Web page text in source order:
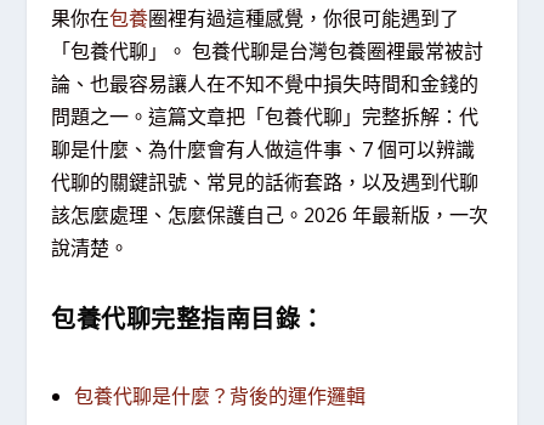
果你在包養圈裡有過這種感覺，你很可能遇到了
「包養代聊」。 包養代聊是台灣包養圈裡最常被討
論、也最容易讓人在不知不覺中損失時間和金錢的
問題之一。這篇文章把「包養代聊」完整拆解：代
聊是什麼、為什麼會有人做這件事、7 個可以辨識
代聊的關鍵訊號、常見的話術套路，以及遇到代聊
該怎麼處理、怎麼保護自己。2026 年最新版，一次
說清楚。
包養代聊完整指南目錄：
包養代聊是什麼？背後的運作邏輯